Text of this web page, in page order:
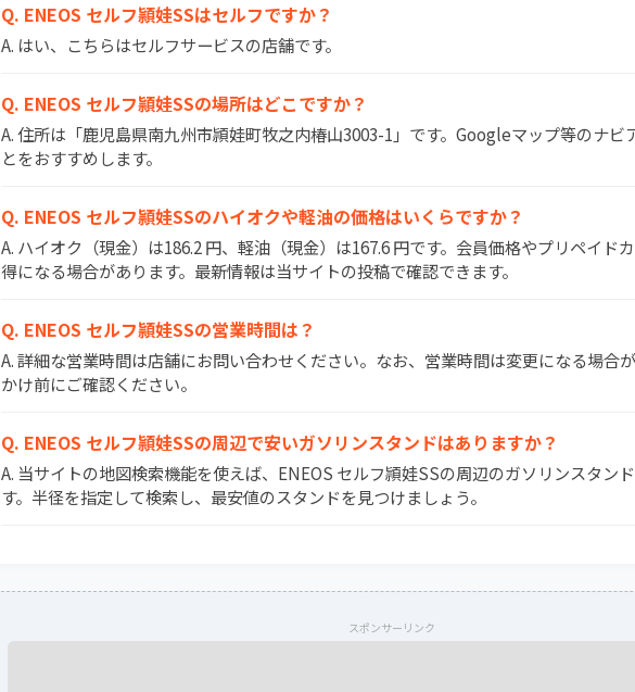
Q. ENEOS セルフ頴娃SSはセルフですか？
A. はい、こちらはセルフサービスの店舗です。
Q. ENEOS セルフ頴娃SSの場所はどこですか？
A. 住所は「鹿児島県南九州市頴娃町牧之内椿山3003-1」です。Googleマップ等のナビ
とをおすすめします。
Q. ENEOS セルフ頴娃SSのハイオクや軽油の価格はいくらですか？
A. ハイオク（現金）は186.2 円、軽油（現金）は167.6 円です。会員価格やプリペイド
得になる場合があります。最新情報は当サイトの投稿で確認できます。
Q. ENEOS セルフ頴娃SSの営業時間は？
A. 詳細な営業時間は店舗にお問い合わせください。なお、営業時間は変更になる場合
かけ前にご確認ください。
Q. ENEOS セルフ頴娃SSの周辺で安いガソリンスタンドはありますか？
A. 当サイトの地図検索機能を使えば、ENEOS セルフ頴娃SSの周辺のガソリンスタン
す。半径を指定して検索し、最安値のスタンドを見つけましょう。
スポンサーリンク